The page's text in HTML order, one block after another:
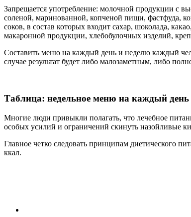
Запрещается употребление: молочной продукции с
соленой, маринованной, копченой пищи, фастфуда,
соков, в состав которых входит сахар, шоколада,
макаронной продукции, хлебобулочных изделий,
Составить меню на каждый день и неделю каждый
случае результат будет либо малозаметным, либо
Таблица: недельное меню на каждый день
Многие люди привыкли полагать, что лечебное
особых усилий и ограничений скинуть назойливые
Главное четко следовать принципам диетического
ккал.